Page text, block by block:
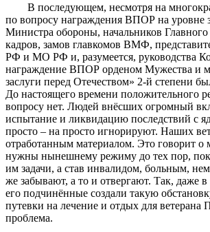
В последующем, несмотря на
по вопросу награждения ВПОР на уровне
Министра обороны, начальников Главного
кадров, замов главкомов ВМФ,
РФ и МО РФ и, разумеется, руководства
награждение ВПОР орденом Мужества и
заслуги перед Отечеством» 2-й степени
До настоящего времени положительного
вопросу нет. Людей внёсших огромный
испытание и ликвидацию последствий с
просто – на просто игнорируют. Наших
отработанным материалом. Это говорит
нужны нынешнему режиму до тех пор,
им задачи, а став инвалидом, больным,
же забывают, а то и отвергают. Так, даже
его подчинённые создали такую
путевки на лечение и отдых для ветерана
проблема.